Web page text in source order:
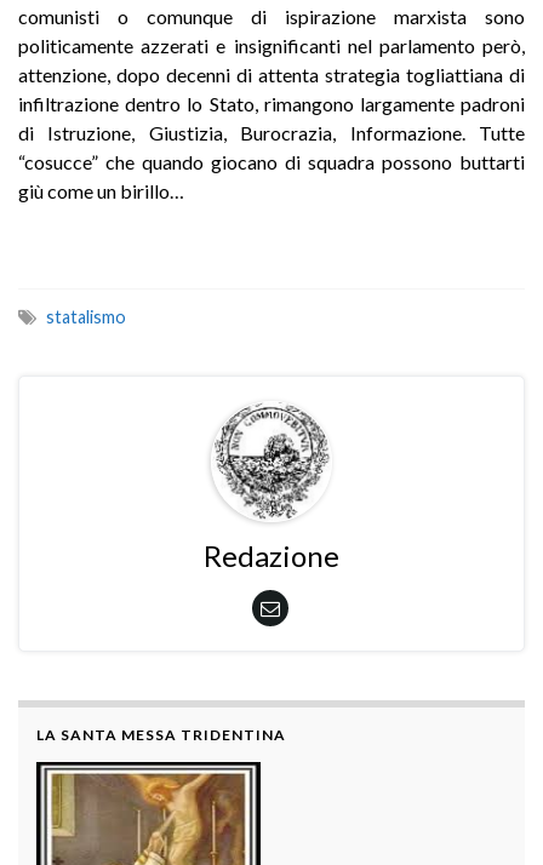
comunisti o comunque di ispirazione marxista sono
politicamente azzerati e insignificanti nel parlamento però,
attenzione, dopo decenni di attenta strategia togliattiana di
infiltrazione dentro lo Stato, rimangono largamente padroni
di Istruzione, Giustizia, Burocrazia, Informazione. Tutte
“cosucce” che quando giocano di squadra possono buttarti
giù come un birillo…
statalismo
Redazione
LA SANTA MESSA TRIDENTINA